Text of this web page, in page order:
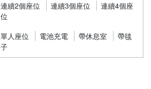
連續2個座位 連續3個座位
連續4個座
位
單人座位 電池充電 帶休息室
帶毯
子